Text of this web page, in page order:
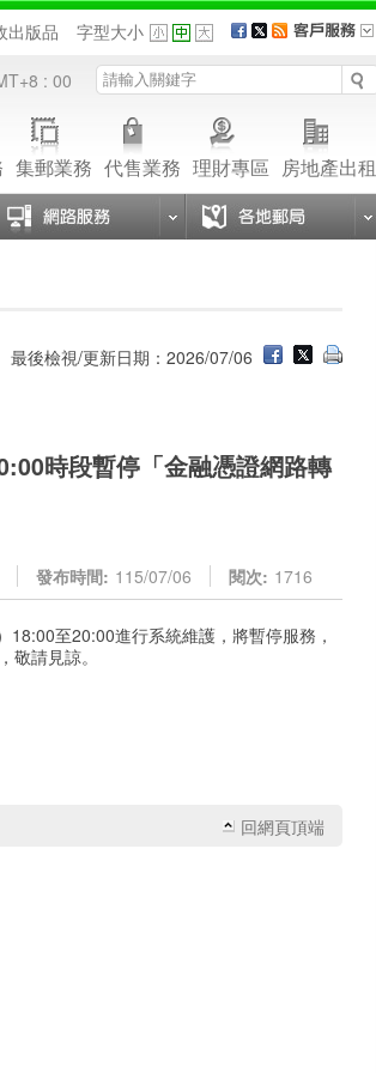
出版品 字型大小
: 00
集郵業務 代售業務 理財專區 房地產出租
最後檢視/更新日期：2026/07/06
時段暫停「金融憑證網路轉
發布時間: 115/07/06 閱次: 1716
至20:00進行系統維護，將暫停服務，
請見諒。
回網頁頂端